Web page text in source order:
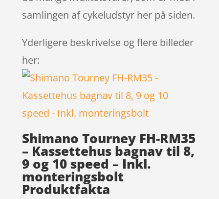
samlingen af cykeludstyr her på siden.
Yderligere beskrivelse og flere billeder
her:
Shimano Tourney FH-RM35
– Kassettehus bagnav til 8,
9 og 10 speed – Inkl.
monteringsbolt
Produktfakta